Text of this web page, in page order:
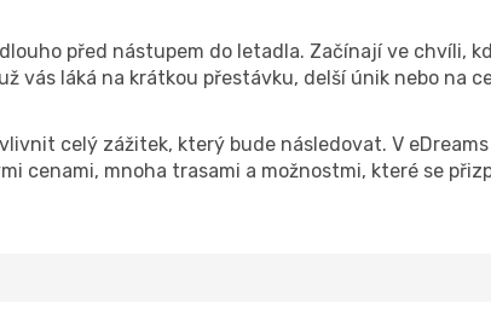
před nástupem do letadla. Začínají ve chvíli,
vás láká na krátkou přestávku, delší únik nebo na
celý zážitek, který bude následovat. V
cenami, mnoha trasami a možnostmi, které se